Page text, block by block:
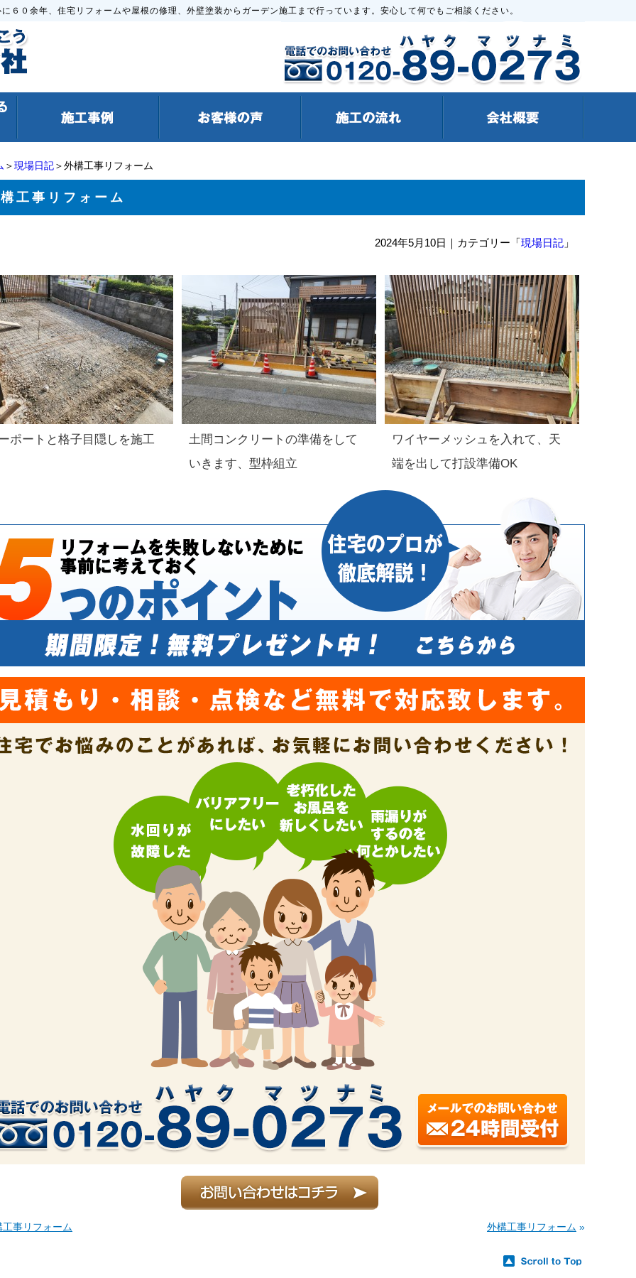
６０余年、住宅リフォームや屋根の修理、外壁塗装からガーデン施工まで行っています。安心して何でもご相談ください。
＞現場日記＞外構工事リフォーム
工事リフォーム
2024年5月10日 ｜カテゴリー「現場日記 」
ポートと格子目隠しを施工
土間コンクリートの準備をして
いきます、型枠組立
ワイヤーメッシュを入れて、天
端を出して打設準備OK
工事リフォーム 外構工事リフォーム »